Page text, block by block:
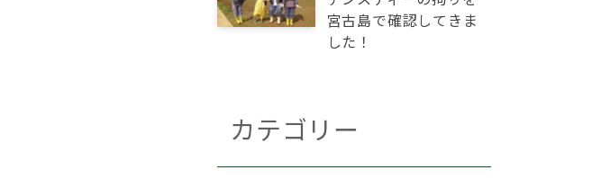
宮古島で確認してきま
した！
カテゴリー